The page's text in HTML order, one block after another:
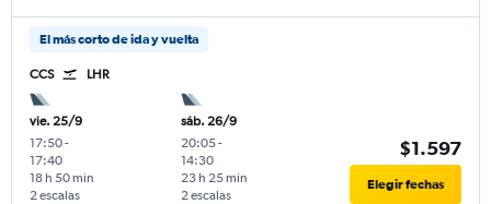
El más corto de ida y vuelta
CCS LHR
vie. 25/9
17:50-
17:40
2 escalas
18 h 50 min
sáb. 26/9
20:05-
14:30
2 escalas
23 h 25 min
$1.597
Elegir fechas